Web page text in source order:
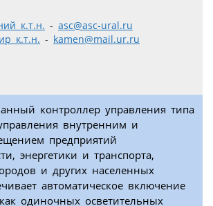
к.т.н. - asc@asc-ural.ru
к.т.н. - kamen@mail.ur.ru
контроллер управления типа
внутренним и
предприятий
энергетики и транспорта,
и других населенных
автоматическое включение
одиночных осветительных